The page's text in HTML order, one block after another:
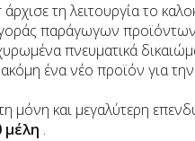
τη λειτουργία το
παράγωγων προϊόντων
πνευματικά
ένα νέο προϊόν για
μόνη και μεγαλύτερη
μέλη .